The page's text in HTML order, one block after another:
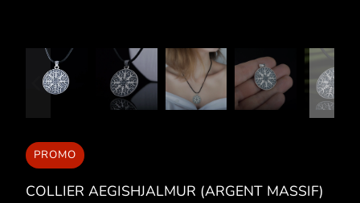
PROMO
COLLIER AEGISHJALMUR (ARGENT MASSIF)